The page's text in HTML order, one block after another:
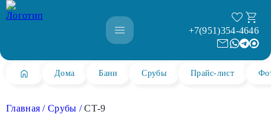
+7(951)354-4646
Дома Бани Срубы Прайс-лист
Главная Срубы СТ-9